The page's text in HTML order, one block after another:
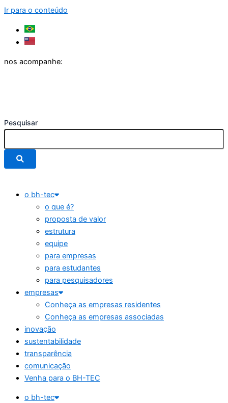
Ir para o conteúdo
nos acompanhe:
Pesquisar
o bh-tec
o que é?
proposta de valor
estrutura
equipe
para empresas
para estudantes
para pesquisadores
empresas
Conheça as empresas residentes
Conheça as empresas associadas
inovação
sustentabilidade
transparência
comunicação
Venha para o BH-TEC
o bh-tec